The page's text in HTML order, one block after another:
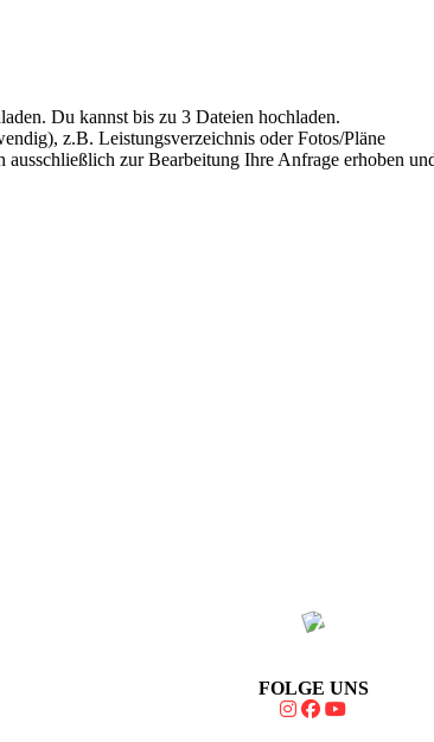
Du kannst bis zu 3 Dateien hochladen.
z.B. Leistungsverzeichnis oder Fotos/Pläne
ausschließlich zur Bearbeitung Ihre Anfrage erhoben
FOLGE UNS